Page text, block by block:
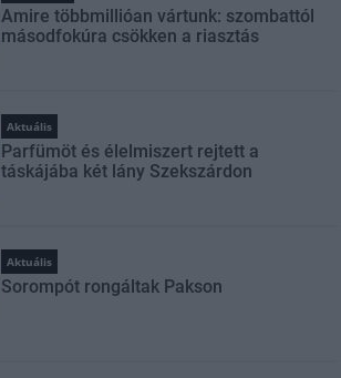
Amire többmillióan vártunk: szombattól
másodfokúra csökken a riasztás
Aktuális
Parfümöt és élelmiszert rejtett a
táskájába két lány Szekszárdon
Aktuális
Sorompót rongáltak Pakson